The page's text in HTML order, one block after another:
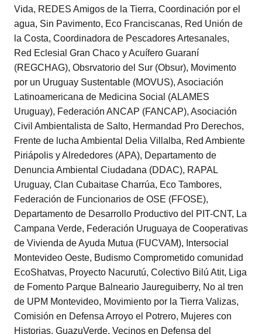
Vida, REDES Amigos de la Tierra, Coordinación por el
agua, Sin Pavimento, Eco Franciscanas, Red Unión de
la Costa, Coordinadora de Pescadores Artesanales,
Red Eclesial Gran Chaco y Acuífero Guaraní
(REGCHAG), Obsrvatorio del Sur (Obsur), Movimento
por un Uruguay Sustentable (MOVUS), Asociación
Latinoamericana de Medicina Social (ALAMES
Uruguay), Federación ANCAP (FANCAP), Asociación
Civil Ambientalista de Salto, Hermandad Pro Derechos,
Frente de lucha Ambiental Delia Villalba, Red Ambiente
Piriápolis y Alrededores (APA), Departamento de
Denuncia Ambiental Ciudadana (DDAC), RAPAL
Uruguay, Clan Cubaitase Charrúa, Eco Tambores,
Federación de Funcionarios de OSE (FFOSE),
Departamento de Desarrollo Productivo del PIT-CNT, La
Campana Verde, Federación Uruguaya de Cooperativas
de Vivienda de Ayuda Mutua (FUCVAM), Intersocial
Montevideo Oeste, Budismo Comprometido comunidad
EcoShatvas, Proyecto Nacurutú, Colectivo Bilú Atit, Liga
de Fomento Parque Balneario Jaureguiberry, No al tren
de UPM Montevideo, Movimiento por la Tierra Valizas,
Comisión en Defensa Arroyo el Potrero, Mujeres con
Historias, GuazuVerde, Vecinos en Defensa del